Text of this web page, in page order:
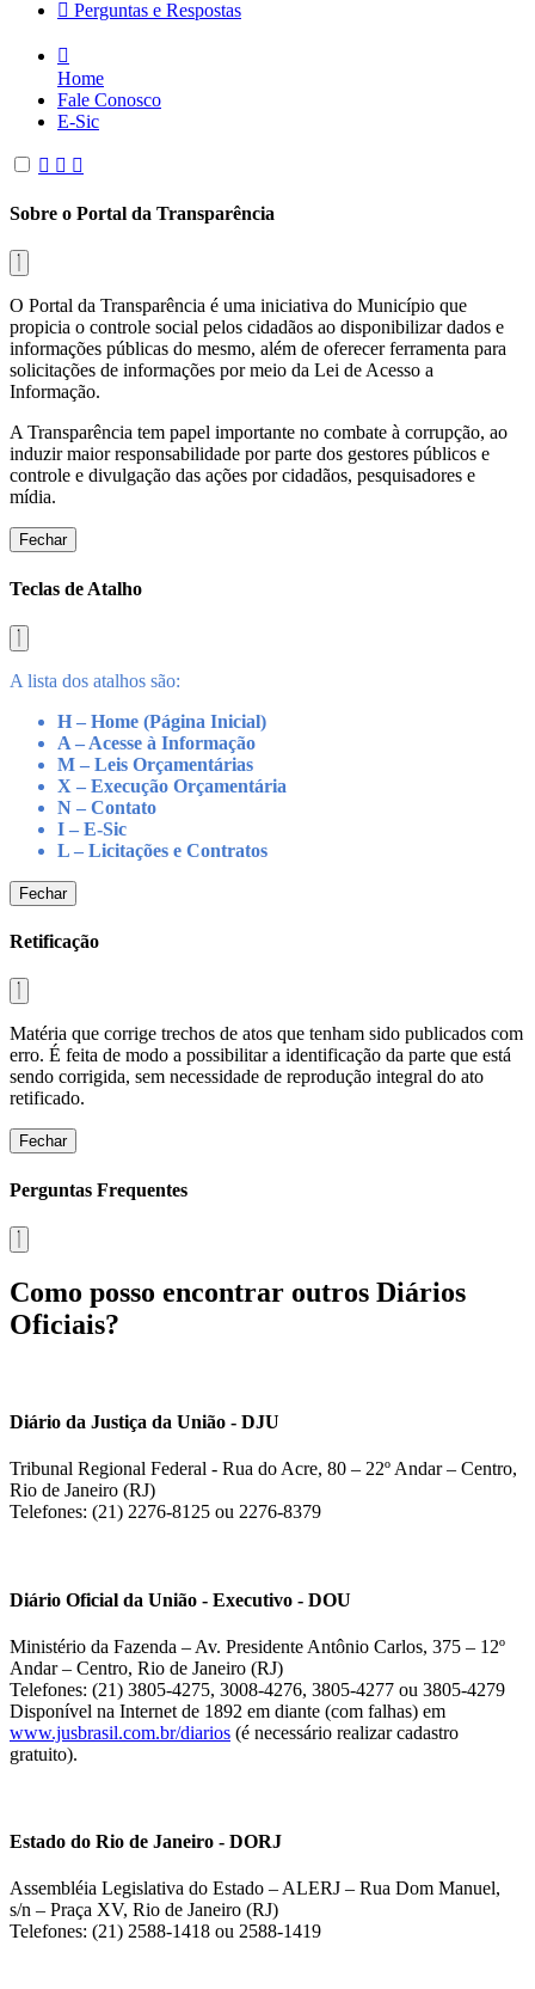
Perguntas e Respostas
Home
Fale Conosco
E-Sic
Sobre o Portal da Transparência
O Portal da Transparência é uma iniciativa do Município que
propicia o controle social pelos cidadãos ao disponibilizar dados e
informações públicas do mesmo, além de oferecer ferramenta para
solicitações de informações por meio da Lei de Acesso a
Informação.
A Transparência tem papel importante no combate à corrupção, ao
induzir maior responsabilidade por parte dos gestores públicos e
controle e divulgação das ações por cidadãos, pesquisadores e
mídia.
Fechar
Teclas de Atalho
A lista dos atalhos são:
H – Home (Página Inicial)
A – Acesse à Informação
M – Leis Orçamentárias
X – Execução Orçamentária
N – Contato
I – E-Sic
L – Licitações e Contratos
Fechar
Retificação
Matéria que corrige trechos de atos que tenham sido publicados com
erro. É feita de modo a possibilitar a identificação da parte que está
sendo corrigida, sem necessidade de reprodução integral do ato
retificado.
Fechar
Perguntas Frequentes
Como posso encontrar outros Diários
Oficiais?
Diário da Justiça da União - DJU
Tribunal Regional Federal - Rua do Acre, 80 – 22º Andar – Centro,
Rio de Janeiro (RJ)
Telefones: (21) 2276-8125 ou 2276-8379
Diário Oficial da União - Executivo - DOU
Ministério da Fazenda – Av. Presidente Antônio Carlos, 375 – 12º
Andar – Centro, Rio de Janeiro (RJ)
Telefones: (21) 3805-4275, 3008-4276, 3805-4277 ou 3805-4279
Disponível na Internet de 1892 em diante (com falhas) em
www.jusbrasil.com.br/diarios (é necessário realizar cadastro
gratuito).
Estado do Rio de Janeiro - DORJ
Assembléia Legislativa do Estado – ALERJ – Rua Dom Manuel,
s/n – Praça XV, Rio de Janeiro (RJ)
Telefones: (21) 2588-1418 ou 2588-1419